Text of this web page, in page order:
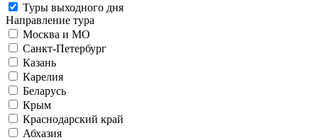
Туры выходного дня
Направление тура
Москва и МО
Санкт-Петербург
Казань
Карелия
Беларусь
Крым
Краснодарский край
Абхазия